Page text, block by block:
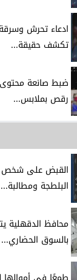
ادعاء تحرش وسرقة
تكشف حقيقة...
ضبط صانعة محتوى
رقص بملابس...
القبض على شخص
البلطجة ومطالبة...
محافظ الدقهلية
بالسوق الحضاري...